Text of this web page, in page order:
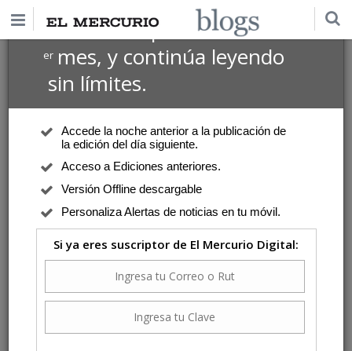
Suscríbete por $1 USD
ermes, y continúa leyendo
sin límites.
Accede la noche anterior a la publicación de
la edición del día siguiente.
Acceso a Ediciones anteriores.
Versión Offline descargable
Personaliza Alertas de noticias en tu móvil.
Si ya eres suscriptor de El Mercurio Digital: